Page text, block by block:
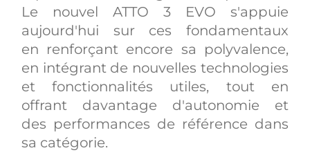
Le nouvel ATTO 3 EVO s'appuie
aujourd'hui sur ces fondamentaux
en renforçant encore sa polyvalence,
en intégrant de nouvelles technologies
et fonctionnalités utiles, tout en
offrant davantage d'autonomie et
des performances de référence dans
sa catégorie.